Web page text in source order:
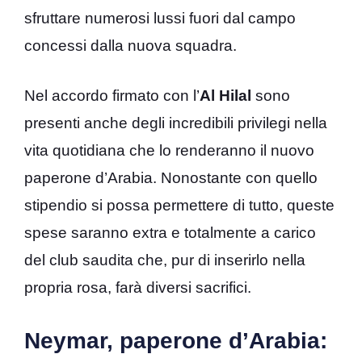
sfruttare numerosi lussi fuori dal campo
concessi dalla nuova squadra.
Nel accordo firmato con l’Al Hilal sono
presenti anche degli incredibili privilegi nella
vita quotidiana che lo renderanno il nuovo
paperone d’Arabia. Nonostante con quello
stipendio si possa permettere di tutto, queste
spese saranno extra e totalmente a carico
del club saudita che, pur di inserirlo nella
propria rosa, farà diversi sacrifici.
Neymar, paperone d’Arabia: